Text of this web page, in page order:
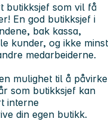
butikksjef som vil få
En god butikksjef i
bak kassa,
kunder, og ikke minst
medarbeiderne.
mulighet til å påvirke
som butikksjef kan
interne
din egen butikk.